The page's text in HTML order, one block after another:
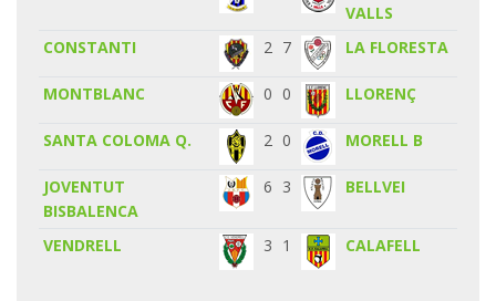
VALLS
CONSTANTI
2 7 LA FLORESTA
MONTBLANC 0 0 LLORENÇ
SANTA COLOMA Q. 2 0 MORELL B
JOVENTUT
BISBALENCA
6 3 BELLVEI
VENDRELL 3 1 CALAFELL